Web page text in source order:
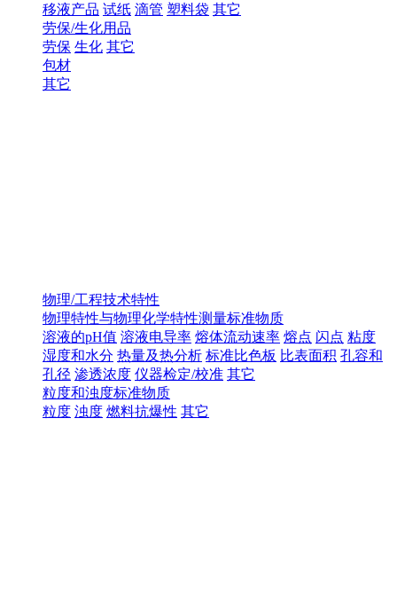
移液产品 试纸 滴管 塑料袋 其它
劳保/生化用品
劳保 生化 其它
包材
其它
物理/工程技术特性
物理特性与物理化学特性测量标准物质
溶液的pH值 溶液电导率 熔体流动速率 熔点 闪点 粘度
湿度和水分 热量及热分析 标准比色板 比表面积 孔容和
孔径 渗透浓度 仪器检定/校准 其它
粒度和浊度标准物质
粒度 浊度 燃料抗爆性 其它